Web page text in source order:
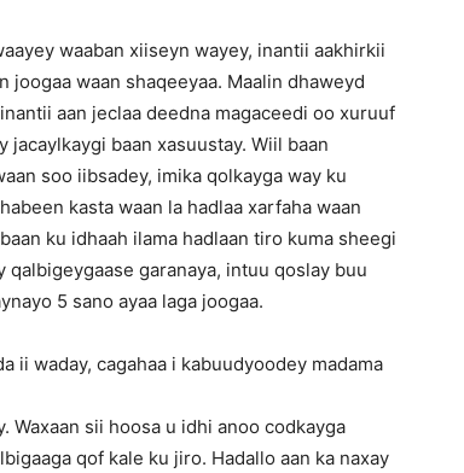
waaban xiiseyn wayey, inantii aakhirkii
joogaa waan shaqeeyaa. Maalin dhaweyd
aan jeclaa deedna magaceedi oo xuruuf
jacaylkaygi baan xasuustay. Wiil baan
soo iibsadey, imika qolkayga way ku
kasta waan la hadlaa xarfaha waan
ku idhaah ilama hadlaan tiro kuma sheegi
garanaya, intuu qoslay buu
5 sano ayaa laga joogaa.
ii waday, cagahaa i kabuudyoodey madama
Waxaan sii hoosa u idhi anoo codkayga
qof kale ku jiro. Hadallo aan ka naxay